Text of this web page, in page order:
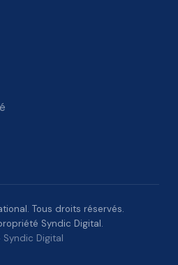
Tous droits réservés.
Syndic Digital.
Syndic Digital